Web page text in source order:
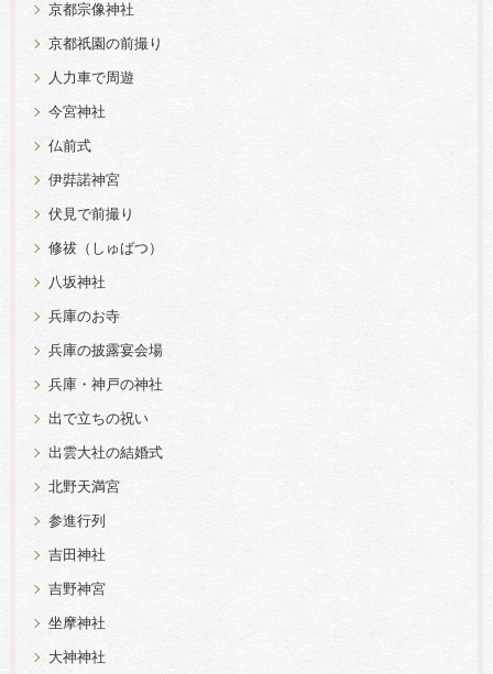
京都宗像神社
京都祇園の前撮り
人力車で周遊
今宮神社
仏前式
伊弉諾神宮
伏見で前撮り
修祓（しゅばつ）
八坂神社
兵庫のお寺
兵庫の披露宴会場
兵庫・神戸の神社
出で立ちの祝い
出雲大社の結婚式
北野天満宮
参進行列
吉田神社
吉野神宮
坐摩神社
大神神社